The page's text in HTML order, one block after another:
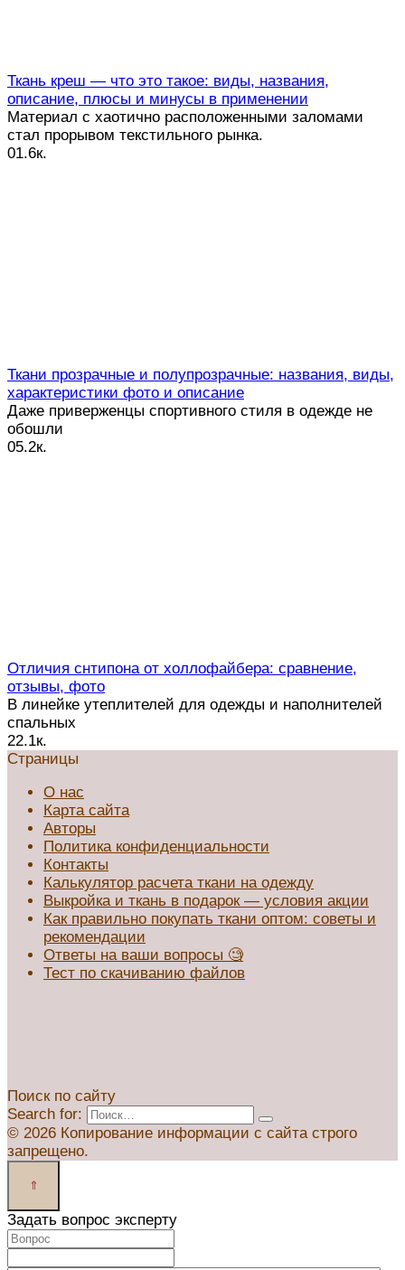
Ткань креш — что это такое: виды, названия,
описание, плюсы и минусы в применении
Материал с хаотично расположенными заломами
стал прорывом текстильного рынка.
01.6к.
Ткани прозрачные и полупрозрачные: названия, виды,
характеристики фото и описание
Даже приверженцы спортивного стиля в одежде не
обошли
05.2к.
Отличия снтипона от холлофайбера: сравнение,
отзывы, фото
В линейке утеплителей для одежды и наполнителей
спальных
22.1к.
Страницы
О нас
Карта сайта
Авторы
Политика конфиденциальности
Контакты
Калькулятор расчета ткани на одежду
Выкройка и ткань в подарок — условия акции
Как правильно покупать ткани оптом: советы и
рекомендации
Ответы на ваши вопросы 🧐
Тест по скачиванию файлов
Поиск по сайту
Search for:
© 2026 Копирование информации с сайта строго
запрещено.
Задать вопрос эксперту